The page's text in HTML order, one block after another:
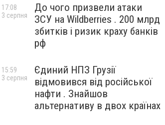
До чого призвели атаки
ЗСУ на Wildberries . 200 млрд
збитків і ризик краху банків
рф
17:08
3 серпня
Єдиний НПЗ Грузії
відмовився від російської
нафти . Знайшов
альтернативу в двох країнах
15:59
3 серпня